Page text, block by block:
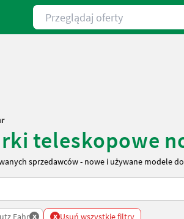
Przeglądaj oferty
teleskopowe
sprzedawców - nowe i używane modele
Fahr x x Usuń wszystkie filtry